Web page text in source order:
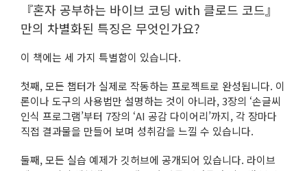
『혼자 공부하는 바이브 코딩 with 클로드 코드』
만의 차별화된 특징은 무엇인가요?
이 책에는 세 가지 특별함이 있습니다.
첫째, 모든 챕터가 실제로 작동하는 프로젝트로 완성됩니다. 이
론이나 도구의 사용법만 설명하는 것이 아니라, 3장의 ‘손글씨
인식 프로그램’부터 7장의 ‘AI 공감 다이어리’까지, 각 장마다
직접 결과물을 만들어 보며 성취감을 느낄 수 있습니다.
둘째, 모든 실습 예제가 깃허브에 공개되어 있습니다. 라이브